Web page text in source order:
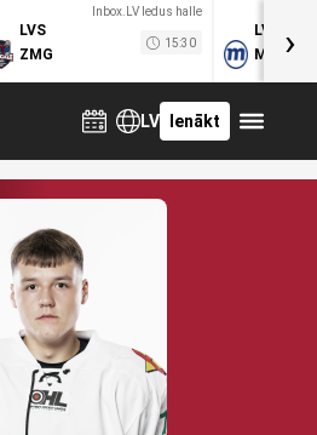
Inbox.LV ledus halle
LVS
ZMG
15:30
LVB
MOG›
LV Ienākt